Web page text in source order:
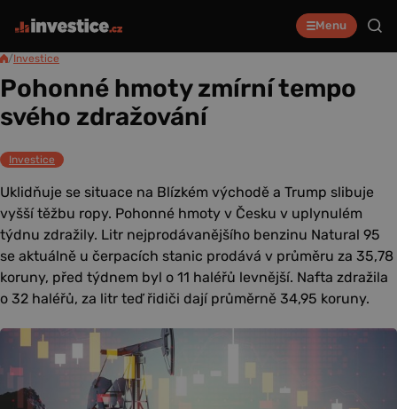
Menu
/Investice
Pohonné hmoty zmírní tempo
svého zdražování
Investice
Uklidňuje se situace na Blízkém východě a Trump slibuje
vyšší těžbu ropy. Pohonné hmoty v Česku v uplynulém
týdnu zdražily. Litr nejprodávanějšího benzinu Natural 95
se aktuálně u čerpacích stanic prodává v průměru za 35,78
koruny, před týdnem byl o 11 haléřů levnější. Nafta zdražila
o 32 haléřů, za litr teď řidiči dají průměrně 34,95 koruny.